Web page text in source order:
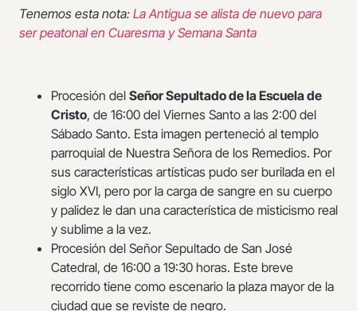
Tenemos esta nota: La Antigua se alista de nuevo para
ser peatonal en Cuaresma y Semana Santa
Procesión del Señor Sepultado de la Escuela de
Cristo, de 16:00 del Viernes Santo a las 2:00 del
Sábado Santo. Esta imagen perteneció al templo
parroquial de Nuestra Señora de los Remedios. Por
sus características artísticas pudo ser burilada en el
siglo XVI, pero por la carga de sangre en su cuerpo
y palidez le dan una característica de misticismo real
y sublime a la vez.
Procesión del Señor Sepultado de San José
Catedral, de 16:00 a 19:30 horas. Este breve
recorrido tiene como escenario la plaza mayor de la
ciudad que se reviste de negro.